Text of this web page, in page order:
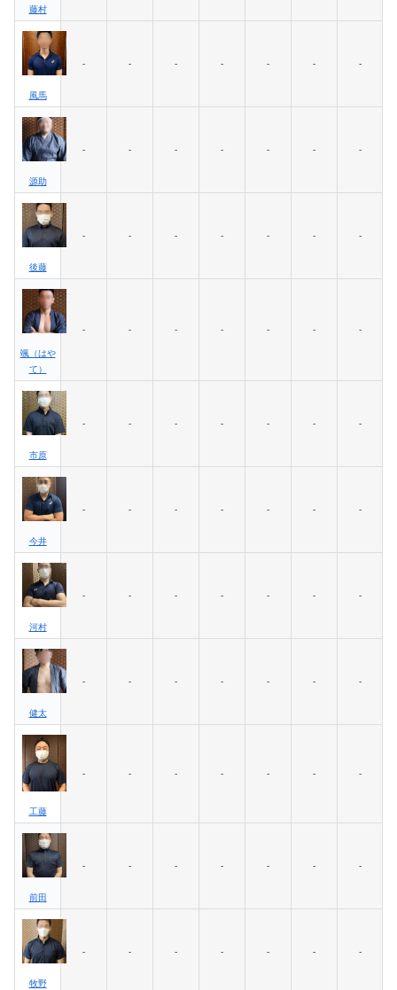
藤村
風馬
- - - - - - -
源助
- - - - - - -
後藤
- - - - - - -
颯（はや
て）
- - - - - - -
市原
- - - - - - -
今井
- - - - - - -
河村
- - - - - - -
健太
- - - - - - -
工藤
- - - - - - -
前田
- - - - - - -
牧野
- - - - - - -